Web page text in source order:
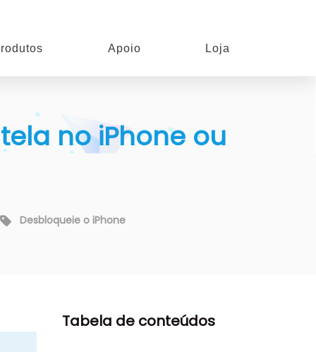
Apoio Loja
no iPhone ou
Desbloqueie o iPhone
Tabela de conteúdos